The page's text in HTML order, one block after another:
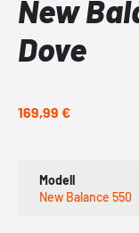
New
Dove
169,99 €
Modell
New Balance 550